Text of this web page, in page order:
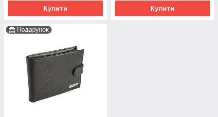
Купити Купити
Подарунок